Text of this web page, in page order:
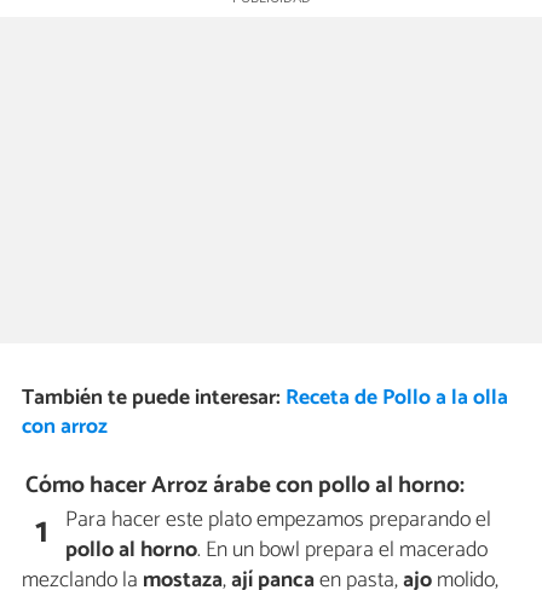
También te puede interesar: Receta de Pollo a la olla
con arroz
Cómo hacer Arroz árabe con pollo al horno:
1 Para hacer este plato empezamos preparando el
pollo al horno. En un bowl prepara el macerado
mezclando la mostaza,ají pancaen pasta,ajomolido,